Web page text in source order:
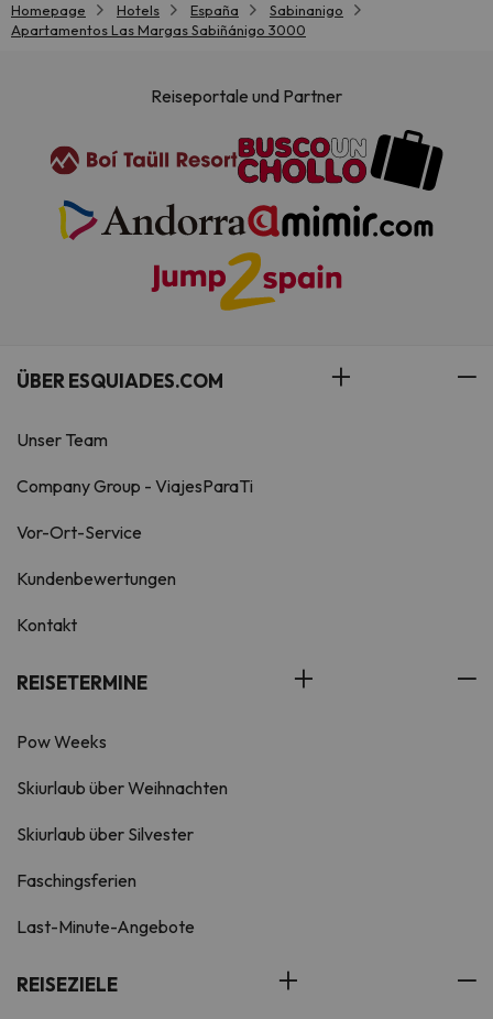
Homepage Hotels España
Sabinanigo
Apartamentos Las Margas Sabiñánigo 3000
Reiseportale und Partner
ÜBER ESQUIADES.COM
Unser Team
Company Group - ViajesParaTi
Vor-Ort-Service
Kundenbewertungen
Kontakt
REISETERMINE
Pow Weeks
Skiurlaub über Weihnachten
Skiurlaub über Silvester
Faschingsferien
Last-Minute-Angebote
REISEZIELE